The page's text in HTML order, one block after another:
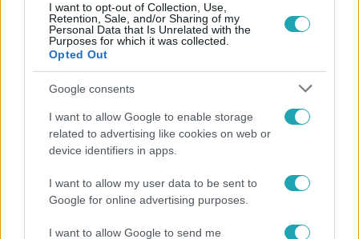
I want to opt-out of Collection, Use,
Retention, Sale, and/or Sharing of my
Personal Data that Is Unrelated with the
Purposes for which it was collected.
Opted Out
Google consents
I want to allow Google to enable storage
related to advertising like cookies on web or
device identifiers in apps.
I want to allow my user data to be sent to
Google for online advertising purposes.
I want to allow Google to send me
SEBESTYÉN BALÁZS #KABÁT PÉTER
Népszerű